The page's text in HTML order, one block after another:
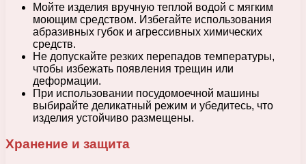
Мойте изделия вручную теплой водой с мягким
моющим средством. Избегайте использования
абразивных губок и агрессивных химических
средств.
Не допускайте резких перепадов температуры,
чтобы избежать появления трещин или
деформации.
При использовании посудомоечной машины
выбирайте деликатный режим и убедитесь, что
изделия устойчиво размещены.
Хранение и защита